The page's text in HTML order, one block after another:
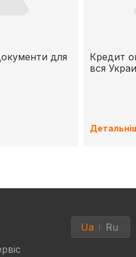
для
Кредит
вся
Ua Ru